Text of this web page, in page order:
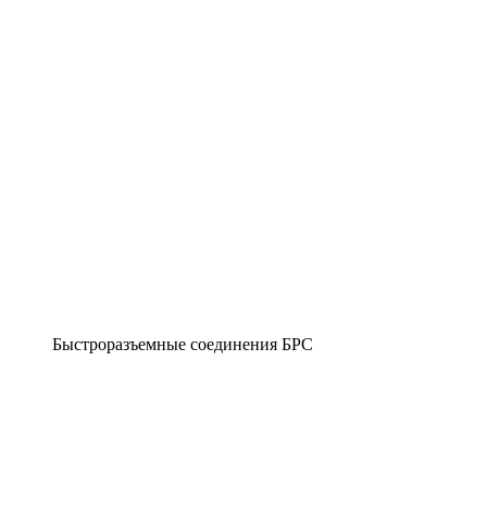
Быстроразъемные соединения БРС